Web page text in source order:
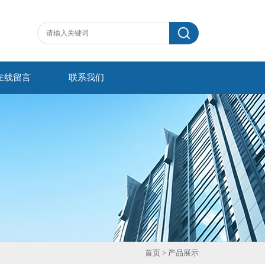
线留言 联系我们
首页 > 产品展示